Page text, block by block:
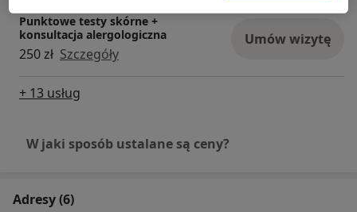
Punktowe testy skórne +
konsultacja alergologiczna
250 zł Szczegóły
Umów wizytę
+ 13 usług
W jaki sposób ustalane są ceny?
Adresy (6)